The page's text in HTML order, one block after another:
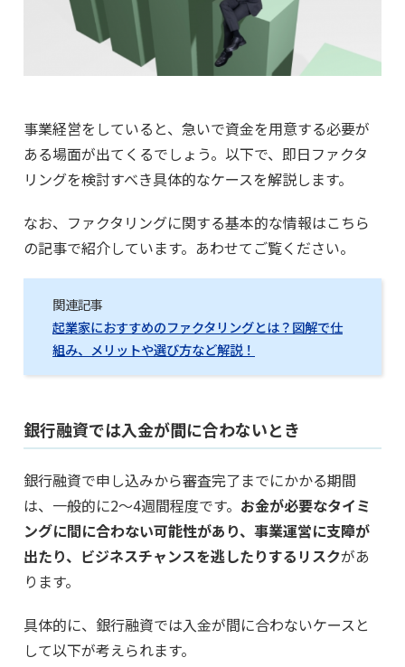
事業経営をしていると、急いで資金を用意する必要が
ある場面が出てくるでしょう。以下で、即日ファクタ
リングを検討すべき具体的なケースを解説します。
なお、ファクタリングに関する基本的な情報はこちら
の記事で紹介しています。あわせてご覧ください。
関連記事
起業家におすすめのファクタリングとは？図解で仕
組み、メリットや選び方など解説！
銀行融資では入金が間に合わないとき
銀行融資で申し込みから審査完了までにかかる期間
は、一般的に2〜4週間程度です。 お金が必要なタイミ
ングに間に合わない可能性があり、事業運営に支障が
出たり、ビジネスチャンスを逃したりするリスクがあ
ります。
具体的に、銀行融資では入金が間に合わないケースと
して以下が考えられます。